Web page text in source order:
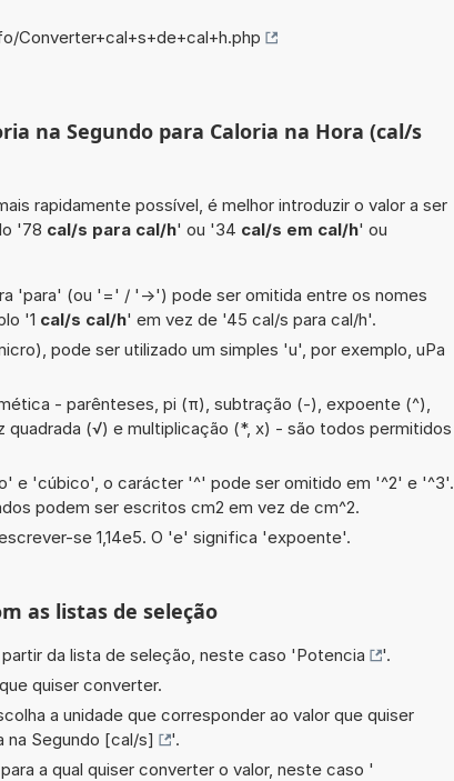
Converter+cal+s+de+cal+h.php
na Segundo para Caloria na Hora (cal/s
rapidamente possível, é melhor introduzir o valor a ser
'78 cal/s para cal/h' ou '34 cal/s em cal/h' ou
'para' (ou '=' / '->') pode ser omitida entre os nomes
'1 cal/s cal/h' em vez de '45 cal/s para cal/h'.
pode ser utilizado um simples 'u', por exemplo, uPa
- parênteses, pi (π), subtração (-), expoente (^),
quadrada (√) e multiplicação (*, x) - são todos permitidos
e 'cúbico', o carácter '^' pode ser omitido em '^2' e '^3'.
podem ser escritos cm2 em vez de cm^2.
se 1,14e5. O 'e' significa 'expoente'.
as listas de seleção
da lista de seleção, neste caso 'Potencia
'.
quiser converter.
a unidade que corresponder ao valor que quiser
na Segundo [cal/s]
'.
a qual quiser converter o valor, neste caso '